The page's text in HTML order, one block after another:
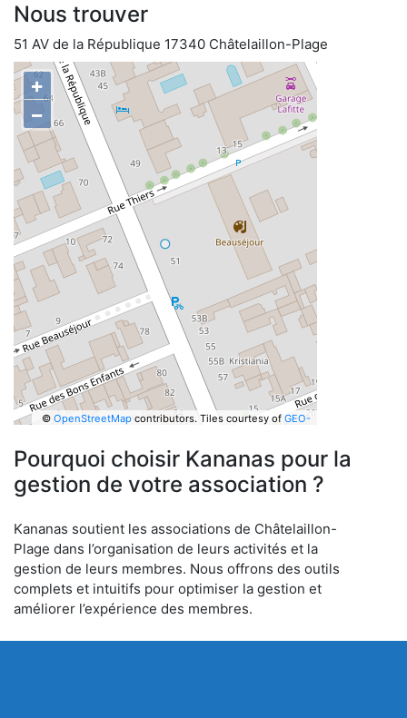
Nous trouver
51 AV de la République 17340 Châtelaillon-Plage
+
−
© OpenStreetMapcontributors. Tiles courtesy of GEO-
Pourquoi choisir Kananas pour la
gestion de votre association ?
Kananas soutient les associations de Châtelaillon-
Plage dans l’organisation de leurs activités et la
gestion de leurs membres. Nous offrons des outils
complets et intuitifs pour optimiser la gestion et
améliorer l’expérience des membres.